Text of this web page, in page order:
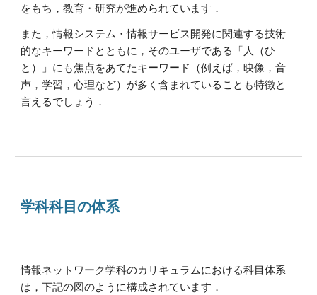
をもち，教育・研究が進められています．
また，情報システム・情報サービス開発に関連する技術
的なキーワードとともに，そのユーザである「人（ひ
と）」にも焦点をあてたキーワード（例えば，映像，音
声，学習，心理など）が多く含まれていることも特徴と
言えるでしょう．
学科科目の体系
情報ネットワーク学科のカリキュラムにおける科目体系
は，下記の図のように構成されています．